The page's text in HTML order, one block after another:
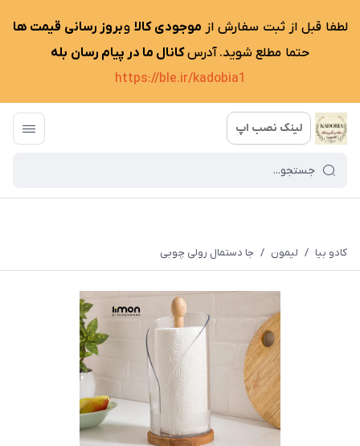
لطفا قبل از ثبت سفارش از موجودی کالا وبروز رسانی قیمت ها
حتما مطلع شوید. آدرسکانال ما در پیام رسان بله
https://ble.ir/kadobia1
لینک نصب اپ
کادو بیا / لیمون / جا دستمال رولی چوبی